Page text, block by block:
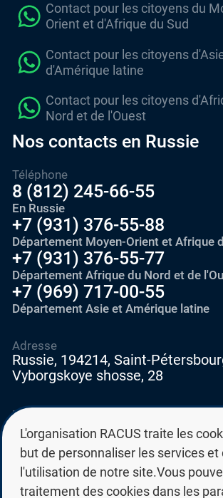
Contact pour les citoyens du
Orient et d'Afrique du Sud
Contact pour les citoyens
d'Amérique latine
Contact pour les citoyens
Nord et de l'Ouest
Nos contacts en Russie
Téléphone
8 (812) 245-66-55
En Russie
+7 (931) 376-55-88
Département Moyen-Orient et Afrique
+7 (931) 376-55-77
Département Afrique du Nord et de
+7 (969) 717-00-55
Département Asie et Amérique latine
E-mail
education@edurussia.org
edurussia@racus.ru
Adresse
Russie, 194214, Saint-
Vyborgskoye shosse, 28
L'organisation RACUS traite les
but de personnaliser les services
l'utilisation de notre site.Vous
traitement des cookies dans les